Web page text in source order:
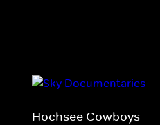
Hochsee Cowboys